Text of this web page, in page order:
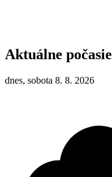
Aktuálne počasie
dnes, sobota 8. 8. 2026